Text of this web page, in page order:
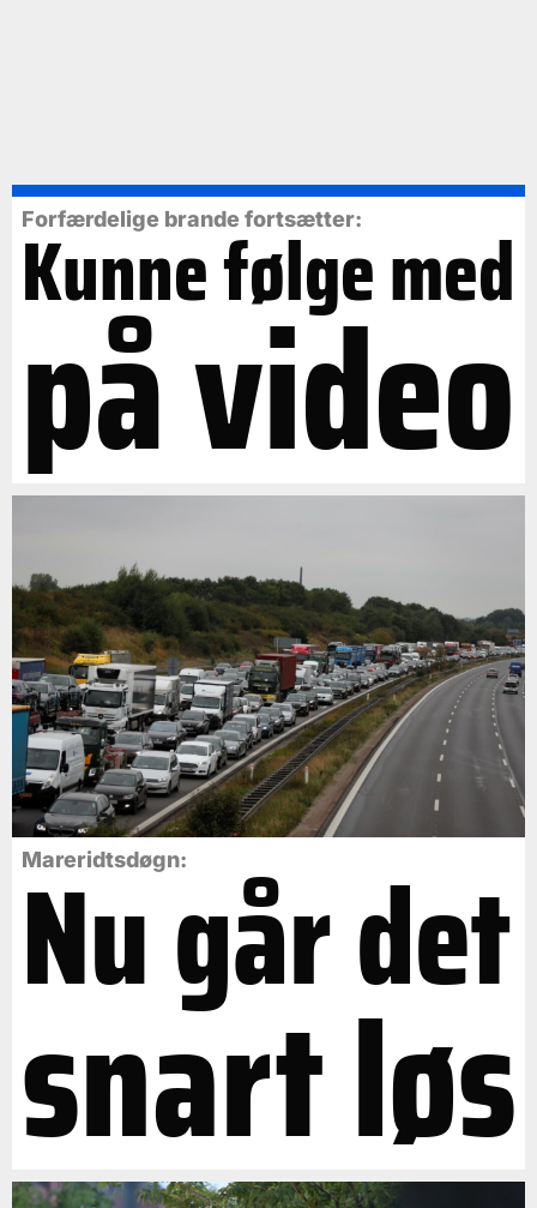
Forfærdelige brande fortsætter:
Kunne følge med
på video
Mareridtsdøgn:
Nu går det
snart løs